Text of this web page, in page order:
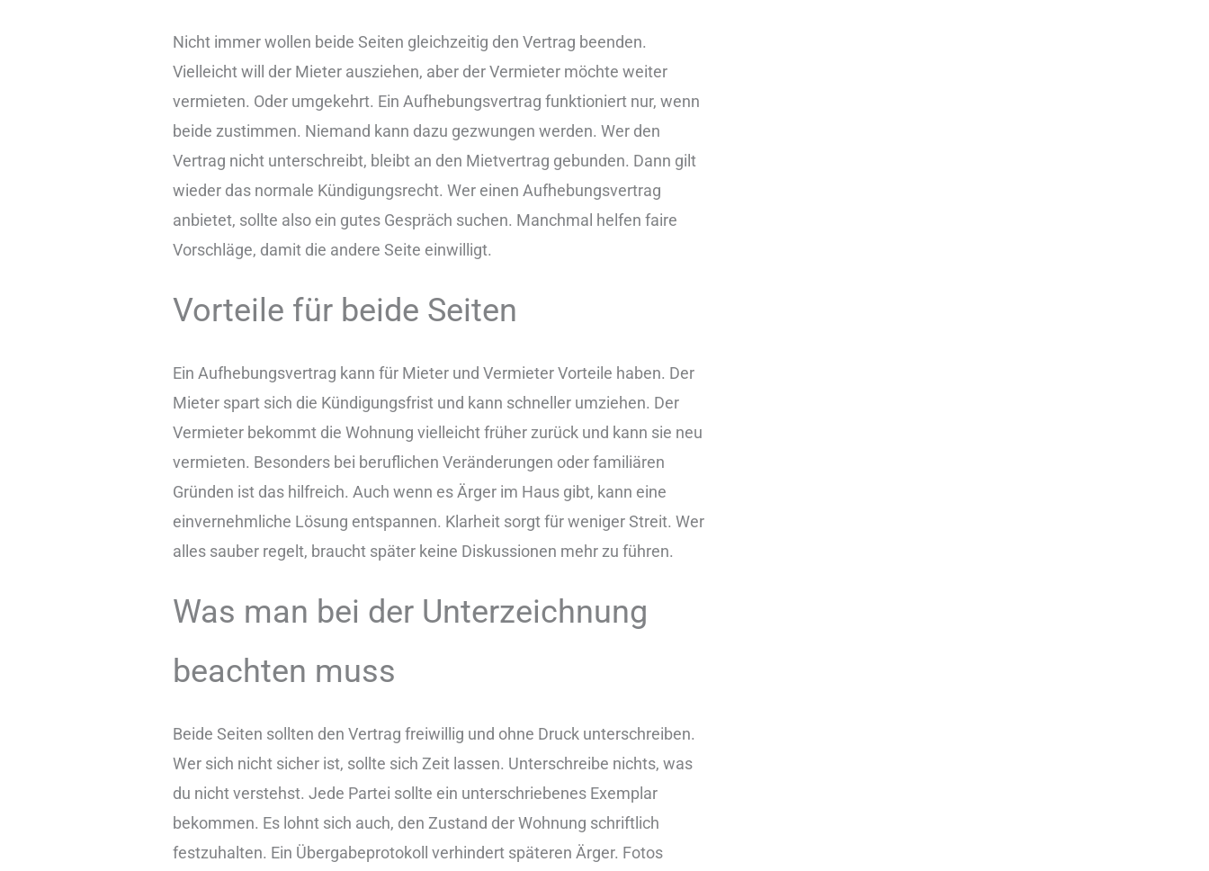
Nicht immer wollen beide Seiten gleichzeitig den Vertrag beenden.
Vielleicht will der Mieter ausziehen, aber der Vermieter möchte weiter
vermieten. Oder umgekehrt. Ein Aufhebungsvertrag funktioniert nur, wenn
beide zustimmen. Niemand kann dazu gezwungen werden. Wer den
Vertrag nicht unterschreibt, bleibt an den Mietvertrag gebunden. Dann gilt
wieder das normale Kündigungsrecht. Wer einen Aufhebungsvertrag
anbietet, sollte also ein gutes Gespräch suchen. Manchmal helfen faire
Vorschläge, damit die andere Seite einwilligt.
Vorteile für beide Seiten
Ein Aufhebungsvertrag kann für Mieter und Vermieter Vorteile haben. Der
Mieter spart sich die Kündigungsfrist und kann schneller umziehen. Der
Vermieter bekommt die Wohnung vielleicht früher zurück und kann sie neu
vermieten. Besonders bei beruflichen Veränderungen oder familiären
Gründen ist das hilfreich. Auch wenn es Ärger im Haus gibt, kann eine
einvernehmliche Lösung entspannen. Klarheit sorgt für weniger Streit. Wer
alles sauber regelt, braucht später keine Diskussionen mehr zu führen.
Was man bei der Unterzeichnung
beachten muss
Beide Seiten sollten den Vertrag freiwillig und ohne Druck unterschreiben.
Wer sich nicht sicher ist, sollte sich Zeit lassen. Unterschreibe nichts, was
du nicht verstehst. Jede Partei sollte ein unterschriebenes Exemplar
bekommen. Es lohnt sich auch, den Zustand der Wohnung schriftlich
festzuhalten. Ein Übergabeprotokoll verhindert späteren Ärger. Fotos